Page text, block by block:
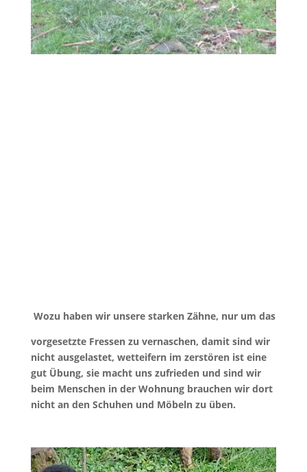
Wozu haben wir unsere starken Zähne, nur um das
vorgesetzte Fressen zu vernaschen, damit sind wir
nicht ausgelastet, wetteifern im zerstören ist eine
gut Übung, sie macht uns zufrieden und sind wir
beim Menschen in der Wohnung brauchen wir dort
nicht an den Schuhen und Möbeln zu üben.